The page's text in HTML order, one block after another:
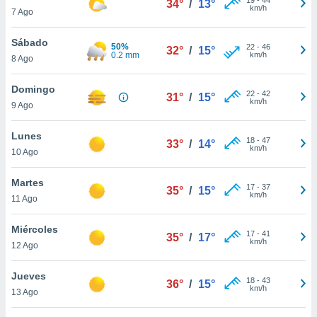
más
nuestra
y
de
disponible
cookies
aceptar
7 Ago
34° / 13°
km/h
Sábado
8 Ago
50%
0.2 mm
32° / 15° 22- 46
km/h
Domingo
9 Ago
31° / 15° 22- 42
km/h
Lunes
10 Ago
33° / 14° 18- 47
km/h
Martes
11 Ago
35° / 15° 17- 37
km/h
Miércoles
12 Ago
35° / 17° 17- 41
km/h
Jueves
13 Ago
36° / 15° 18- 43
km/h